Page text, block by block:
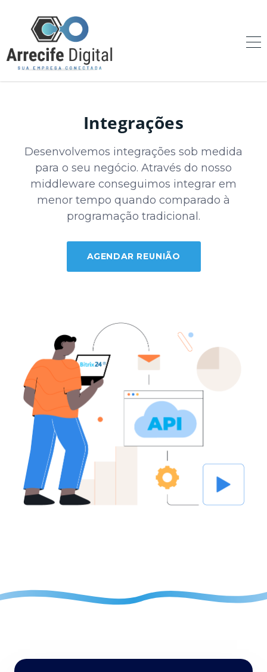
Integrações
Desenvolvemos integrações sob medida
para o seu negócio. Através do nosso
middleware conseguimos integrar em
menor tempo quando comparado à
programação tradicional.
AGENDAR REUNIÃO